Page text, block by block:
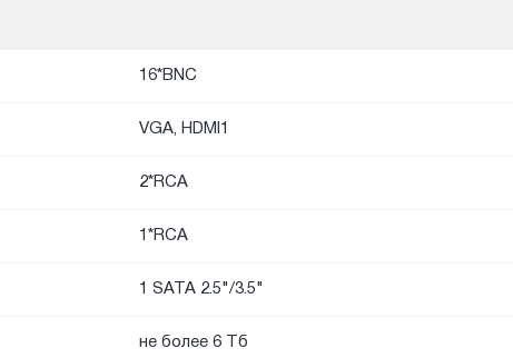
16*BNC
VGA, HDMI1
2*RCA
1*RCA
1 SATA 2.5"/3.5"
не более 6 Тб